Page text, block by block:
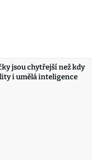
jsou chytřejší než kdy
i umělá inteligence